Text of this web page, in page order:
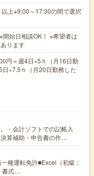
上※9:00～17:30の間で選択
始日相談OK！ ※希望者は
ります
円＝週4日×5ｈ（月16日勤
×7.5ｈ（月20日勤務した
・会計ソフトでの記帳入
算補助・申告書の作…
種運転免許■Excel（初級：
書式…